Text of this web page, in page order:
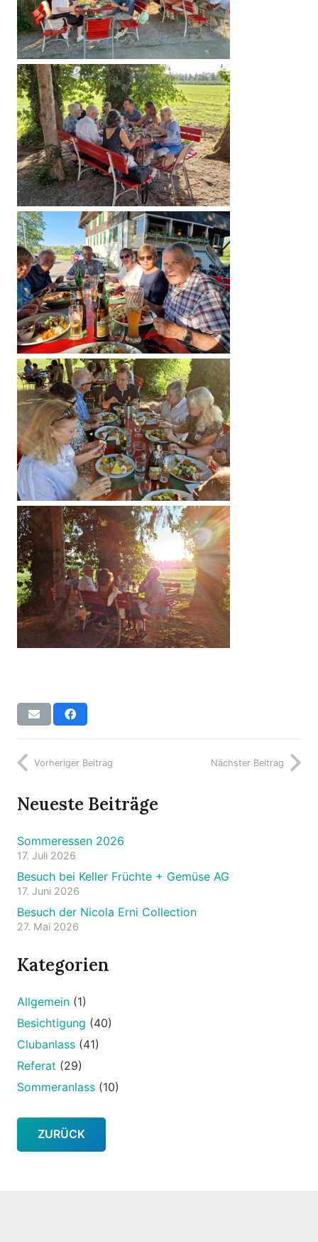
Vorheriger Beitrag Nächster Beitrag
Neueste Beiträge
Sommeressen 2026
17. Juli 2026
Besuch bei Keller Früchte + Gemüse AG
17. Juni 2026
Besuch der Nicola Erni Collection
27. Mai 2026
Kategorien
Allgemein (1)
Besichtigung (40)
Clubanlass (41)
Referat (29)
Sommeranlass (10)
ZURÜCK